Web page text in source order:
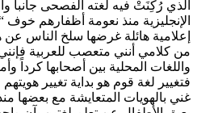
الذي رُكِنَتْ فيه لغته الفصحى جانباً
الإنجليزية منذ نعومة أظفارهم
إعلامية هائلة غرضها سلخ الناس عن
من كلامي أنني متعصب للعربية
واللغات المحلية بين أصحابها كرداً
فتغيير لغة قوم هو بداية تغيير هويتهم
غني بالهويات المتعايشة مع بعضها